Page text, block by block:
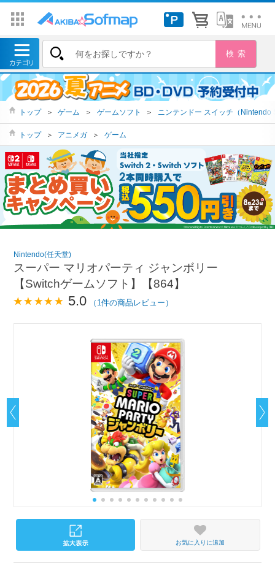
トップ ＞ ゲーム ＞ ゲームソフト ＞ ニンテンドー スイッチ（Nintendo
トップ ＞ アニメガ ＞ ゲーム
Nintendo(任天堂)
スーパー マリオパーティ ジャンボリー
【Switchゲームソフト】【864】
5.0 （1件の商品レビュー）
お気に入りに追加